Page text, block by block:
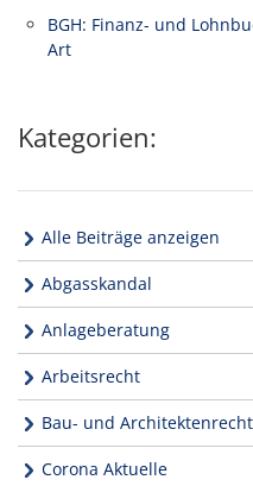
BGH: Finanz- und
Art
Kategorien:
Alle Beiträge anzeigen
Abgasskandal
Anlageberatung
Arbeitsrecht
Bau- und Architektenrecht
Corona Aktuelle